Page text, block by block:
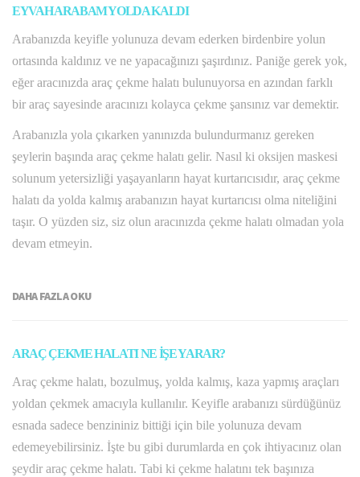
EYVAH ARABAM YOLDA KALDI
Arabanızda keyifle yolunuza devam ederken birdenbire yolun
ortasında kaldınız ve ne yapacağınızı şaşırdınız. Paniğe gerek yok,
eğer aracınızda araç çekme halatı bulunuyorsa en azından farklı
bir araç sayesinde aracınızı kolayca çekme şansınız var demektir.
Arabanızla yola çıkarken yanınızda bulundurmanız gereken
şeylerin başında araç çekme halatı gelir. Nasıl ki oksijen maskesi
solunum yetersizliği yaşayanların hayat kurtarıcısıdır, araç çekme
halatı da yolda kalmış arabanızın hayat kurtarıcısı olma niteliğini
taşır. O yüzden siz, siz olun aracınızda çekme halatı olmadan yola
devam etmeyin.
DAHA FAZLA OKU
ARAÇ ÇEKME HALATI NE İŞE YARAR?
Araç çekme halatı, bozulmuş, yolda kalmış, kaza yapmış araçları
yoldan çekmek amacıyla kullanılır. Keyifle arabanızı sürdüğünüz
esnada sadece benzininiz bittiği için bile yolunuza devam
edemeyebilirsiniz. İşte bu gibi durumlarda en çok ihtiyacınız olan
şeydir araç çekme halatı. Tabi ki çekme halatını tek başınıza